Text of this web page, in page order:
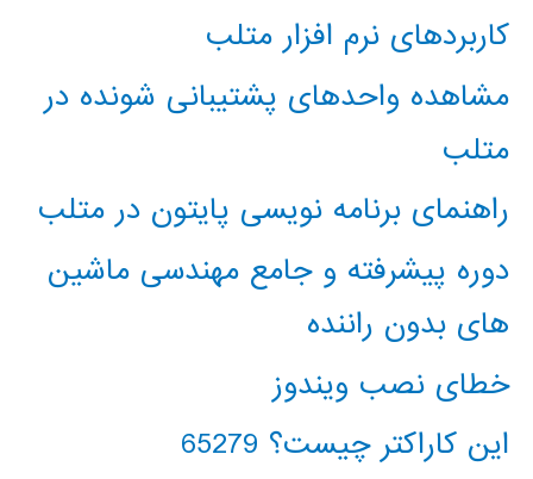
کاربردهای نرم افزار متلب
مشاهده واحدهای پشتیبانی شونده در
متلب
راهنمای برنامه نویسی پایتون در متلب
دوره پیشرفته و جامع مهندسی ماشین
های بدون راننده
خطای نصب ویندوز
این کاراکتر چیست؟ 65279